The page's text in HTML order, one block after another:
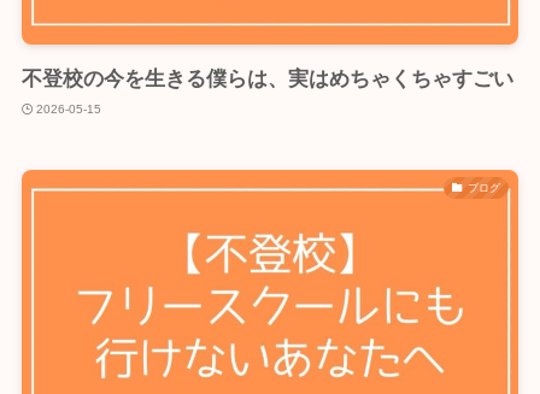
不登校の今を生きる僕らは、実はめちゃくちゃすごい
2026-05-15
ブログ